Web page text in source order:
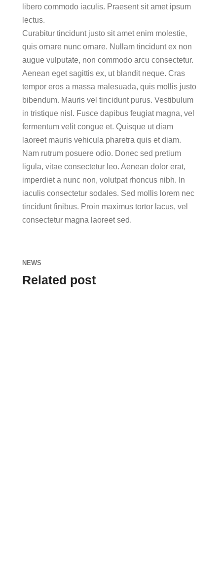
libero commodo iaculis. Praesent sit amet ipsum
lectus.
Curabitur tincidunt justo sit amet enim molestie,
quis ornare nunc ornare. Nullam tincidunt ex non
augue vulputate, non commodo arcu consectetur.
Aenean eget sagittis ex, ut blandit neque. Cras
tempor eros a massa malesuada, quis mollis justo
bibendum. Mauris vel tincidunt purus. Vestibulum
in tristique nisl. Fusce dapibus feugiat magna, vel
fermentum velit congue et. Quisque ut diam
laoreet mauris vehicula pharetra quis et diam.
Nam rutrum posuere odio. Donec sed pretium
ligula, vitae consectetur leo. Aenean dolor erat,
imperdiet a nunc non, volutpat rhoncus nibh. In
iaculis consectetur sodales. Sed mollis lorem nec
tincidunt finibus. Proin maximus tortor lacus, vel
consectetur magna laoreet sed.
NEWS
Related post